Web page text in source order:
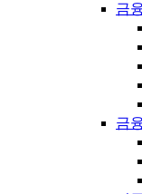
금
금